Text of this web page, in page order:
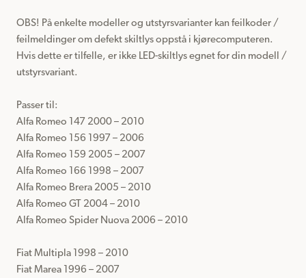
OBS! På enkelte modeller og utstyrsvarianter kan feilkoder /
feilmeldinger om defekt skiltlys oppstå i kjørecomputeren.
Hvis dette er tilfelle, er ikke LED-skiltlys egnet for din modell /
utstyrsvariant.
Passer til:
Alfa Romeo 147 2000 – 2010
Alfa Romeo 156 1997 – 2006
Alfa Romeo 159 2005 – 2007
Alfa Romeo 166 1998 – 2007
Alfa Romeo Brera 2005 – 2010
Alfa Romeo GT 2004 – 2010
Alfa Romeo Spider Nuova 2006 – 2010
Fiat Multipla 1998 – 2010
Fiat Marea 1996 – 2007